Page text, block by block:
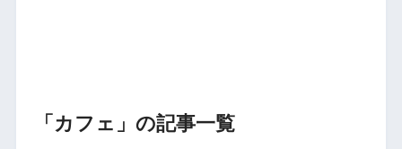
「カフェ」の記事一覧